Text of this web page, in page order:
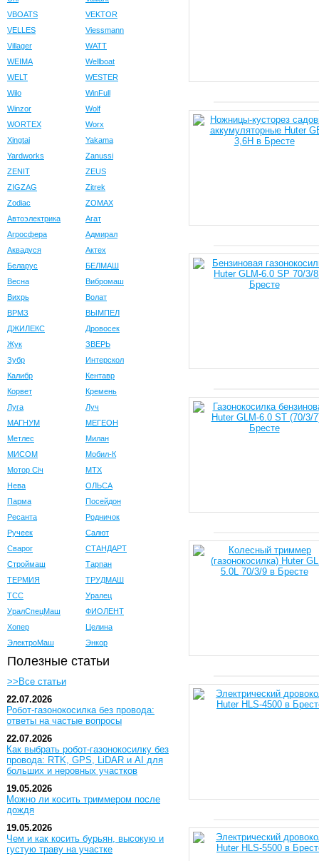
VBOATS
VEKTOR
VELLES
Viessmann
Villager
WATT
WEIMA
Wellboat
WELT
WESTER
Wilo
WinFull
Winzor
Wolf
WORTEX
Worx
Xingtai
Yakama
Yardworks
Zanussi
ZENIT
ZEUS
ZIGZAG
Zitrek
Zodiac
ZOMAX
Автоэлектрика
Агат
Агросфера
Адмирал
Аквадуся
Актех
Беларус
БЕЛМАШ
Весна
Вибромаш
Вихрь
Волат
ВРМЗ
ВЫМПЕЛ
ДЖИЛЕКС
Дровосек
Жук
ЗВЕРЬ
Зубр
Интерскол
Калибр
Кентавр
Корвет
Кремень
Луга
Луч
МАГНУМ
МЕГЕОН
Метлес
Милан
МИСОМ
Мобил-К
Мотор Сiч
МТХ
Нева
ОЛЬСА
Парма
Посейдон
Ресанта
Родничок
Ручеек
Салют
Сварог
СТАНДАРТ
Строймаш
Тарпан
ТЕРМИЯ
ТРУДМАШ
ТСС
Уралец
УралСпецМаш
ФИОЛЕНТ
Хопер
Целина
ЭлектроМаш
Энкор
Полезные статьи
>>Все статьи
22.07.2026
Робот-газонокосилка без провода:
ответы на частые вопросы
22.07.2026
Как выбрать робот-газонокосилку без
провода: RTK, GPS, LiDAR и AI для
больших и неровных участков
19.05.2026
Можно ли косить триммером после
дождя
19.05.2026
Чем и как косить бурьян, высокую и
густую траву на участке